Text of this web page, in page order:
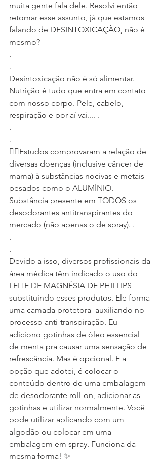
muita gente fala dele. Resolvi então
retomar esse assunto, já que estamos
falando de DESINTOXICAÇÃO, não é
mesmo?
.
.
Desintoxicação não é só alimentar.
Nutrição é tudo que entra em contato
com nosso corpo. Pele, cabelo,
respiração e por aí vai.... .
.
.
👉🏼Estudos comprovaram a relação de
diversas doenças (inclusive câncer de
mama) à substâncias nocivas e metais
pesados como o ALUMÍNIO.
Substância presente em TODOS os
desodorantes antitranspirantes do
mercado (não apenas o de spray). .
.
.
Devido a isso, diversos profissionais da
área médica têm indicado o uso do
LEITE DE MAGNÉSIA DE PHILLIPS
substituindo esses produtos. Ele forma
uma camada protetora  auxiliando no
processo anti-transpiração. Eu
adiciono gotinhas de óleo essencial
de menta pra causar uma sensação de
refrescância. Mas é opcional. E a
opção que adotei, é colocar o
conteúdo dentro de uma embalagem
de desodorante roll-on, adicionar as
gotinhas e utilizar normalmente. Você
pode utilizar aplicando com um
algodão ou colocar em uma
embalagem em spray. Funciona da
mesma forma! ✨